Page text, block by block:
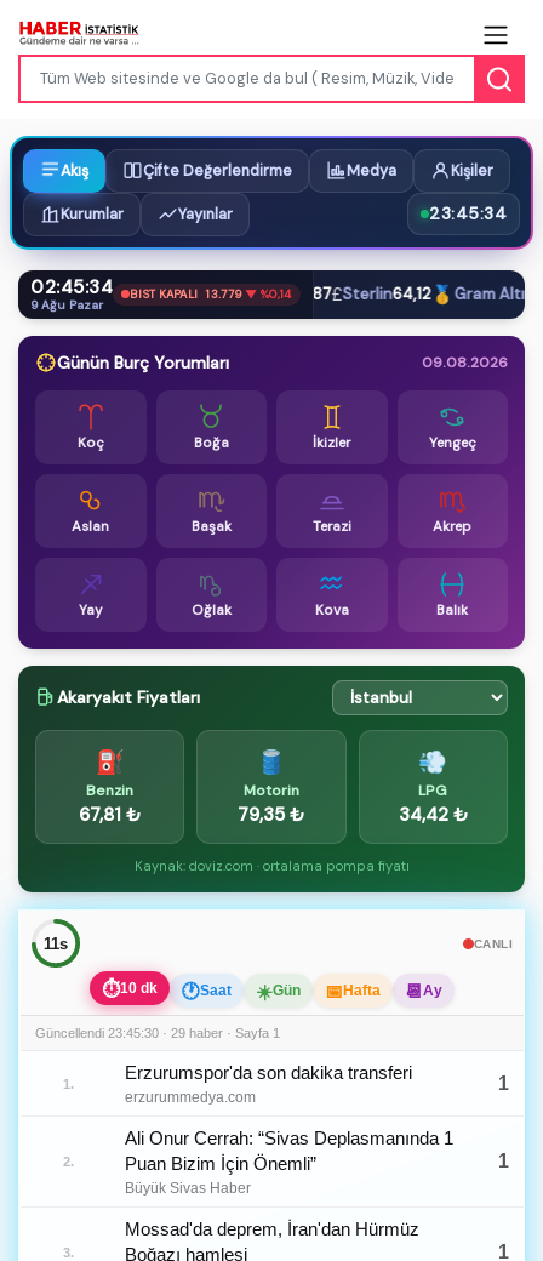
Akış Çifte Değerlendirme Medya Kişiler
Kurumlar Yayınlar 23:45:34
02:45:34
9 Ağu Pazar
BIST KAPALI 13.779▼ %0,14
$Dolar47,61€Euro54,87 £Sterlin64,12🥇Gram Altın
Günün Burç Yorumları 09.08.2026
Koç Boğa İkizler Yengeç
Aslan Başak Terazi Akrep
Yay Oğlak Kova Balık
Akaryakıt Fiyatları
⛽
Benzin
67,81 ₺
🛢️
Motorin
79,35 ₺
💨
LPG
34,42 ₺
Kaynak: doviz.com · ortalama pompa fiyatı
10s
⏱10 dk 🕐Saat ☀️Gün 📅 Hafta 📆 Ay
CANLI
Güncellendi 23:45:30 · 29 haber · Sayfa 1
1.
Erzurumspor'da son dakika transferi
erzurummedya.com
1
2.
Ali Onur Cerrah: “Sivas Deplasmanında 1
Puan Bizim İçin Önemli”
Büyük Sivas Haber
1
3.
Mossad'da deprem, İran'dan Hürmüz
Boğazı hamlesi
1